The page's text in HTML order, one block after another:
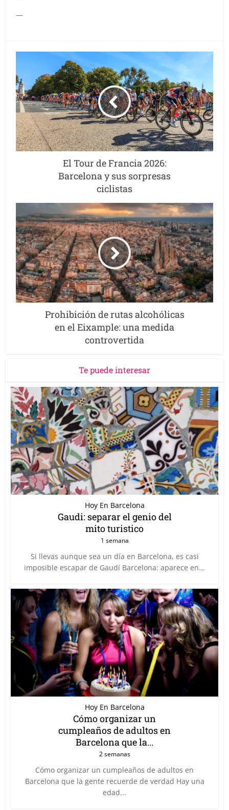
—
El Tour de Francia 2026:
Barcelona y sus sorpresas
ciclistas
Prohibición de rutas alcohólicas
en el Eixample: una medida
controvertida
Te puede interesar
Hoy En Barcelona
Gaudi: separar el genio del
mito turistico
1 semana
Si llevas aunque sea un día en Barcelona, es casi
imposible escapar de Gaudí Barcelona: aparece en...
Hoy En Barcelona
Cómo organizar un
cumpleaños de adultos en
Barcelona que la...
2 semanas
Cómo organizar un cumpleaños de adultos en
Barcelona que la gente recuerde de verdad Hay una
edad...